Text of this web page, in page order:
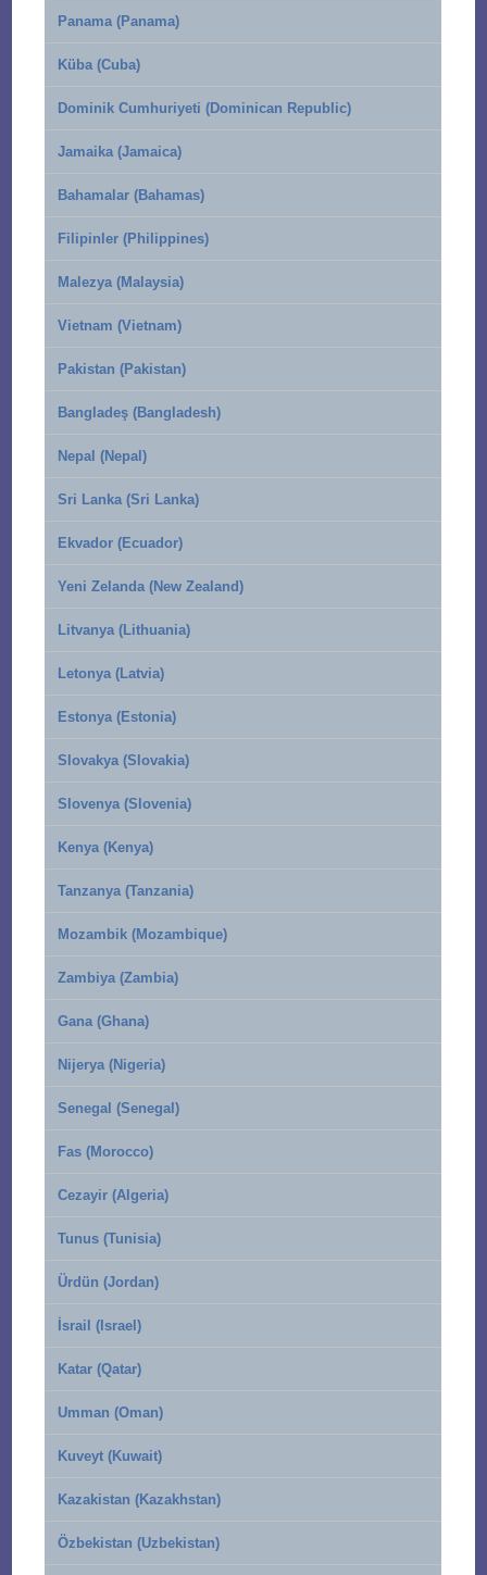
Panama (Panama)
Küba (Cuba)
Dominik Cumhuriyeti (Dominican Republic)
Jamaika (Jamaica)
Bahamalar (Bahamas)
Filipinler (Philippines)
Malezya (Malaysia)
Vietnam (Vietnam)
Pakistan (Pakistan)
Bangladeş (Bangladesh)
Nepal (Nepal)
Sri Lanka (Sri Lanka)
Ekvador (Ecuador)
Yeni Zelanda (New Zealand)
Litvanya (Lithuania)
Letonya (Latvia)
Estonya (Estonia)
Slovakya (Slovakia)
Slovenya (Slovenia)
Kenya (Kenya)
Tanzanya (Tanzania)
Mozambik (Mozambique)
Zambiya (Zambia)
Gana (Ghana)
Nijerya (Nigeria)
Senegal (Senegal)
Fas (Morocco)
Cezayir (Algeria)
Tunus (Tunisia)
Ürdün (Jordan)
İsrail (Israel)
Katar (Qatar)
Umman (Oman)
Kuveyt (Kuwait)
Kazakistan (Kazakhstan)
Özbekistan (Uzbekistan)